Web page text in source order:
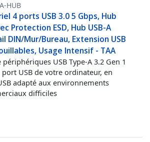
HUB
4 ports USB 3.0 5 Gbps, Hub
Protection ESD, Hub USB-A
DIN/Mur/Bureau, Extension USB
Usage Intensif - TAA
USB Type-A 3.2 Gen 1
port USB de votre ordinateur, en
adapté aux environnements
difficiles